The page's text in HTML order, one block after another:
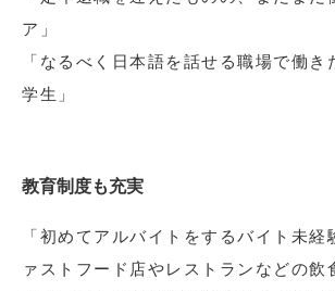
ア」
「なるべく日本語を話せる職場で働き
学生」
教育制度も充実
「初めてアルバイトをするバイト未経
ァストフード店やレストランなどの飲